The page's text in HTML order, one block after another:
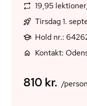
19,95
Tirsdag 1.
Hold nr.:
Kontakt:
810 kr. /person